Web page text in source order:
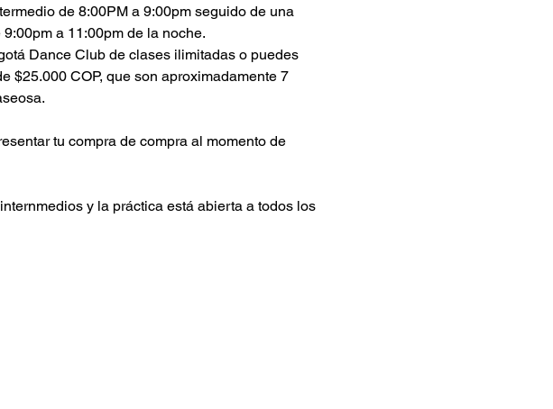
de 8:00PM a 9:00pm seguido de una
a 11:00pm de la noche.
Dance Club de clases ilimitadas o puedes
$25.000 COP, que son aproximadamente 7
tu compra de compra al momento de
y la práctica está abierta a todos los